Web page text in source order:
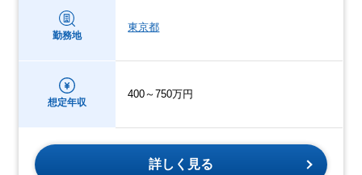
勤務地
東京都
想定年収
400～750万円
詳しく見る